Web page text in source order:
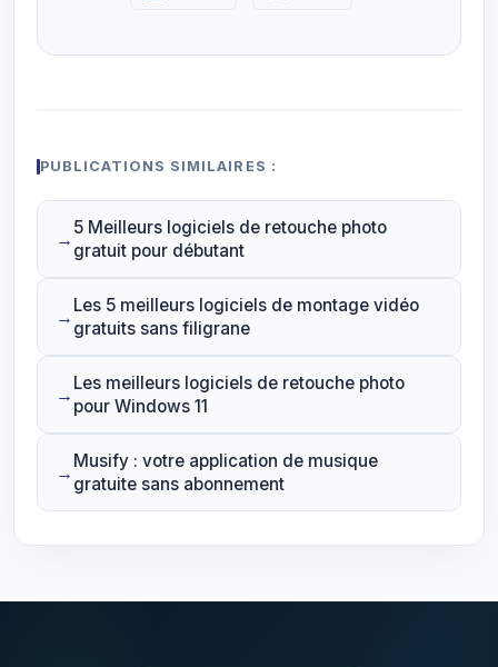
PUBLICATIONS SIMILAIRES :
5 Meilleurs logiciels de retouche photo
gratuit pour débutant
Les 5 meilleurs logiciels de montage vidéo
gratuits sans filigrane
Les meilleurs logiciels de retouche photo
pour Windows 11
Musify : votre application de musique
gratuite sans abonnement